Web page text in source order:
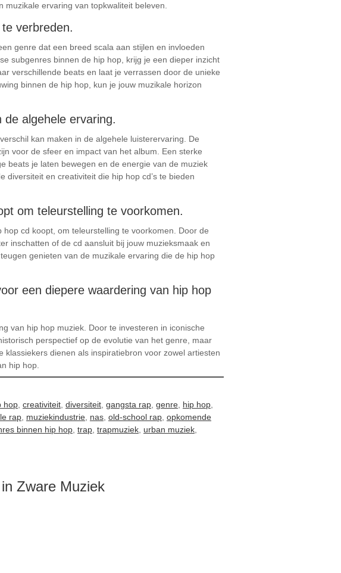
muzikale ervaring van topkwaliteit beleven.
verbreden.
genre dat een breed scala aan stijlen en invloeden
subgenres binnen de hip hop, krijg je een dieper inzicht
verschillende beats en laat je verrassen door de unieke
binnen de hip hop, kun je jouw muzikale horizon
algehele ervaring.
kan maken in de algehele luisterervaring. De
voor de sfeer en impact van het album. Een sterke
beats je laten bewegen en de energie van de muziek
en creativiteit die hip hop cd’s te bieden
om teleurstelling te voorkomen.
cd koopt, om teleurstelling te voorkomen. Door de
inschatten of de cd aansluit bij jouw muzieksmaak en
genieten van de muzikale ervaring die de hip hop
een diepere waardering van hip hop
van hip hop muziek. Door te investeren in iconische
perspectief op de evolutie van het genre, maar
dienen als inspiratiebron voor zowel artiesten
hip hop.
hop, creativiteit, diversiteit, gangsta rap, genre, hip hop,
rap, muziekindustrie, nas, old-school rap, opkomende
binnen hip hop, trap, trapmuziek, urban muziek,
Zware Muziek